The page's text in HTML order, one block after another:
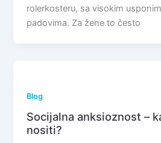
rolerkosteru, sa visokim
padovima. Za žene to često
Blog
Socijalna anksioznost –
nositi?